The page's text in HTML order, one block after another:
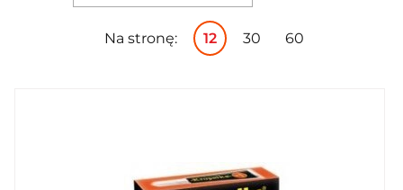
Na stronę: 12 30 60